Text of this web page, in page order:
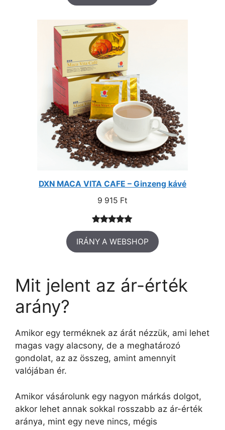
ből,
értékelés
alapján
DXN MACA VITA CAFE – Ginzeng kávé
9 915 Ft
Értékelés
5.00az 5-
ből,
1
alapján
IRÁNY A WEBSHOP
Mit jelent az ár-érték
arány?
Amikor egy terméknek az árát nézzük, ami lehet
magas vagy alacsony, de a meghatározó
gondolat, az az összeg, amint amennyit
valójában ér.
Amikor vásárolunk egy nagyon márkás dolgot,
akkor lehet annak sokkal rosszabb az ár-érték
aránya, mint egy neve nincs, mégis